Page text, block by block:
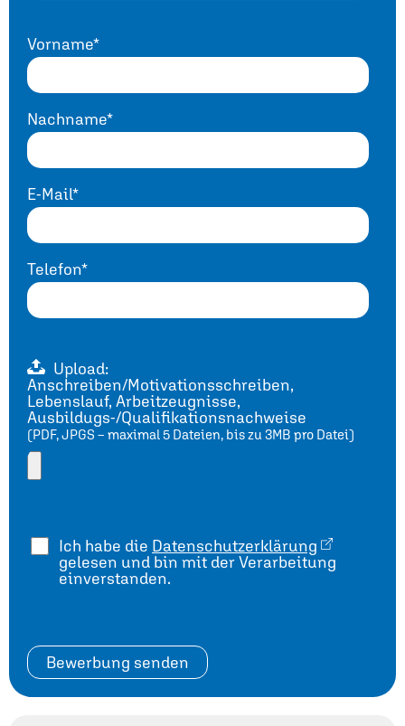
Vorname*
Nachname*
E-Mail*
Telefon*
Upload:
Anschreiben/Motivationsschreiben,
Lebenslauf, Arbeitzeugnisse,
Ausbildugs-/Qualifikationsnachweise
(PDF, JPGS – maximal 5 Dateien, bis zu 3MB pro Datei)
Ich habe die Datenschutzerklärung
gelesen und bin mit der Verarbeitung
einverstanden.